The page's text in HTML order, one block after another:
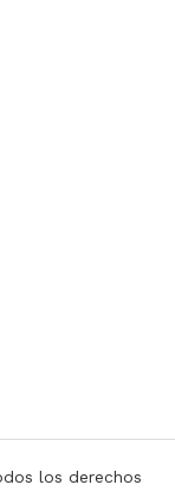
los derechos